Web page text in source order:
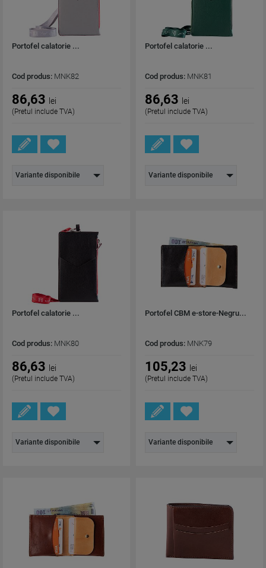
Portofel calatorie ...
Cod produs: MNK82
86,63 lei
(Pretul include TVA)
Variante disponibile
Portofel calatorie ...
Cod produs: MNK81
86,63 lei
(Pretul include TVA)
Variante disponibile
Portofel calatorie ...
Cod produs: MNK80
86,63 lei
(Pretul include TVA)
Variante disponibile
Portofel CBM e-store-Negru...
Cod produs: MNK79
105,23 lei
(Pretul include TVA)
Variante disponibile